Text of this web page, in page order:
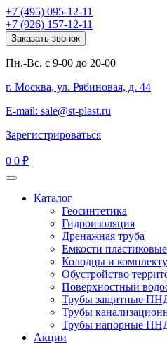
+7 (495) 095-12-11
+7 (926) 157-12-11
Заказать звонок
Пн.-Вс. с 9-00 до 20-00
г. Москва, ул. Рябиновая, д. 44
E-mail: sale@st-plast.ru
Зарегистрироваться
0 0 ₽
Каталог
Геосинтетика
Гидроизоляция
Дренажная труба
Емкости пластиковые
Колодцы и
Обустройство
Поверхностный
Трубы защитные
Трубы
Трубы напорные
Акции